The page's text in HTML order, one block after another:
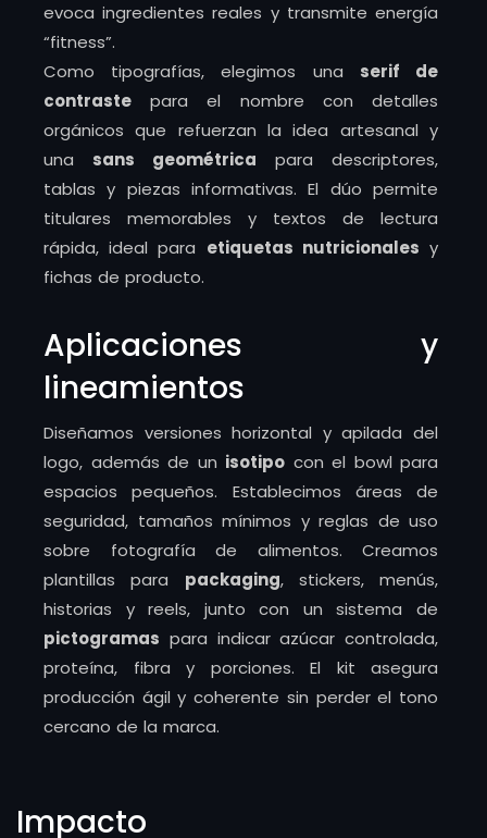
evoca ingredientes reales y transmite energía
“fitness”.
Como tipografías, elegimos una serif de
contraste para el nombre con detalles
orgánicos que refuerzan la idea artesanal y
una sans geométrica para descriptores,
tablas y piezas informativas. El dúo permite
titulares memorables y textos de lectura
rápida, ideal para etiquetas nutricionales y
fichas de producto.
Aplicaciones y
lineamientos
Diseñamos versiones horizontal y apilada del
logo, además de un isotipo con el bowl para
espacios pequeños. Establecimos áreas de
seguridad, tamaños mínimos y reglas de uso
sobre fotografía de alimentos. Creamos
plantillas para packaging, stickers, menús,
historias y reels, junto con un sistema de
pictogramas para indicar azúcar controlada,
proteína, fibra y porciones. El kit asegura
producción ágil y coherente sin perder el tono
cercano de la marca.
Impacto